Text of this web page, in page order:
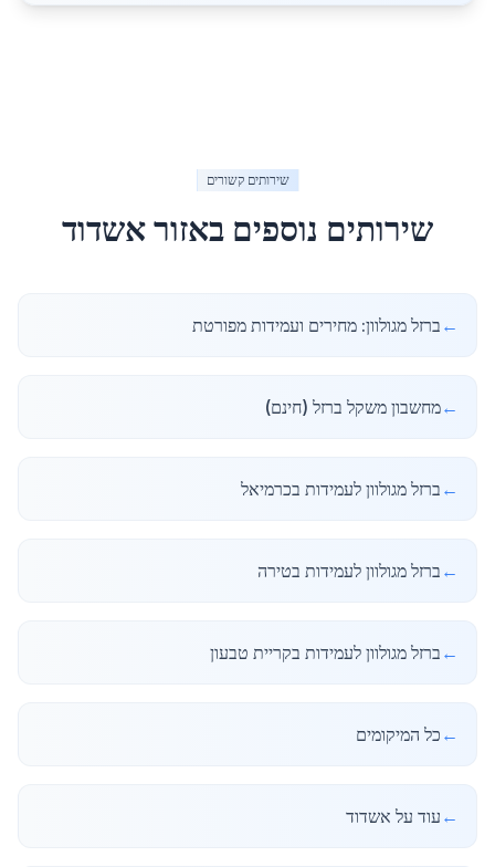
שירותים קשורים
שירותים נוספים באזוראשדוד
← ברזל מגולוון: מחירים ועמידות מפורטת
←מחשבון משקל ברזל (חינם)
← ברזל מגולוון לעמידות בכרמיאל
← ברזל מגולוון לעמידות בטירה
← ברזל מגולוון לעמידות בקריית טבעון
← כל המיקומים
← עוד על אשדוד